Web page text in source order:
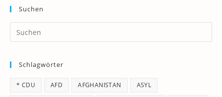
Suchen
Schlagwörter
* CDU AFD AFGHANISTAN ASYL